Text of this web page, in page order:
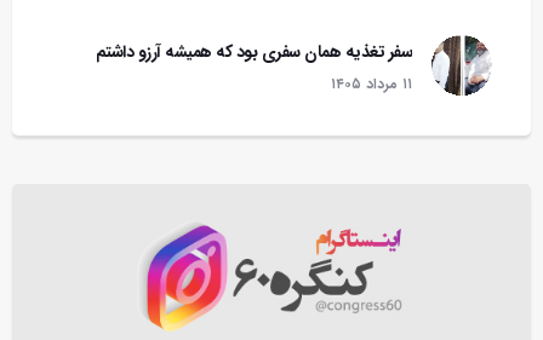
سفر تغذیه همان سفری بود که همیشه آرزو داشتم
۱۱ مرداد ۱۴۰۵